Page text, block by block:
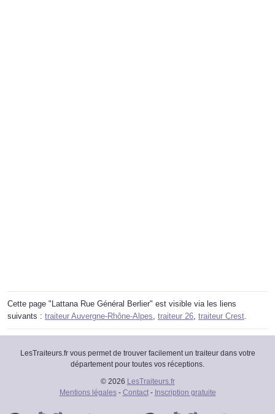
Cette page "Lattana Rue Général Berlier" est visible via les liens
suivants : traiteur Auvergne-Rhône-Alpes traiteur 26 traiteur Crest
LesTraiteurs.fr vous permet de trouver facilement un traiteur dans votre
département pour toutes vos réceptions.
© 2026 LesTraiteurs.fr
Mentions légales- Contact- Inscription gratuite